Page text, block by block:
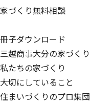
家づくり無料相談
冊子ダウンロード
三越商事大分の家づくり
私たちの家づくり
大切にしていること
住まいづくりのプロ集団